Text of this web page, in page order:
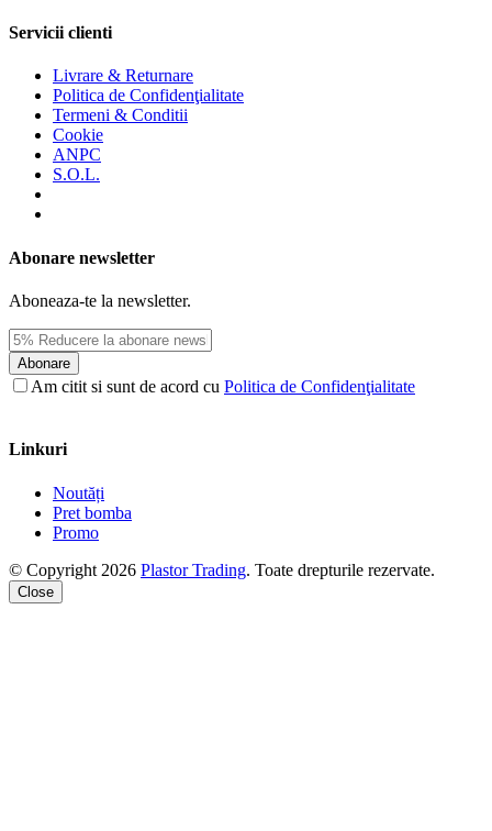
Servicii clienti
Livrare & Returnare
Politica de Confidenţialitate
Termeni & Conditii
Cookie
ANPC
S.O.L.
Abonare newsletter
Aboneaza-te la newsletter.
Abonare
Am citit si sunt de acord cu Politica de Confidenţialitate
Linkuri
Noutăți
Pret bomba
Promo
© Copyright 2026 Plastor Trading. Toate drepturile rezervate.
Close